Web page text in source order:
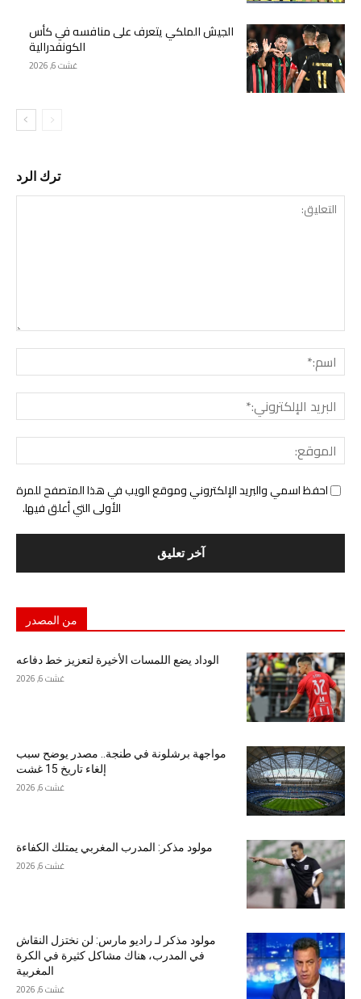
الجيش الملكي يتعرف على منافسه في كأس
الكونفدرالية
غشت 6, 2026
ترك الرد
احفظ اسمي والبريد الإلكتروني وموقع الويب في هذا المتصفح للمرة
الأولى التي أعلق فيها.
من المصدر
الوداد يضع اللمسات الأخيرة لتعزيز خط دفاعه
غشت 6, 2026
مواجهة برشلونة في طنجة.. مصدر يوضح سبب
إلغاء تاريخ 15 غشت
غشت 6, 2026
مولود مذكر: المدرب المغربي يمتلك الكفاءة
غشت 6, 2026
مولود مذكر لـ راديو مارس: لن نختزل النقاش
في المدرب، هناك مشاكل كثيرة في الكرة
المغربية
غشت 6, 2026